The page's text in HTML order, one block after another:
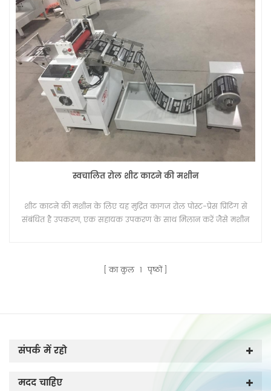
स्वचालित रोल शीट काटने की मशीन
शीट काटने की मशीन के लिए यह मुद्रित कागज रोल पोस्ट-प्रेस प्रिंटिंग से
संबंधित है उपकरण, एक सहायक उपकरण के साथ मिलान करें जैसे मशीन
का कुल 1 पृष्ठों
संपर्क में रहो
मदद चाहिए